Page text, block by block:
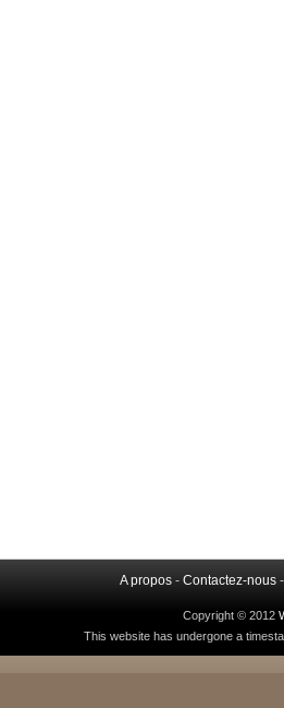
A propos - Contactez-nous
Copyright © 2012
This website has undergone a